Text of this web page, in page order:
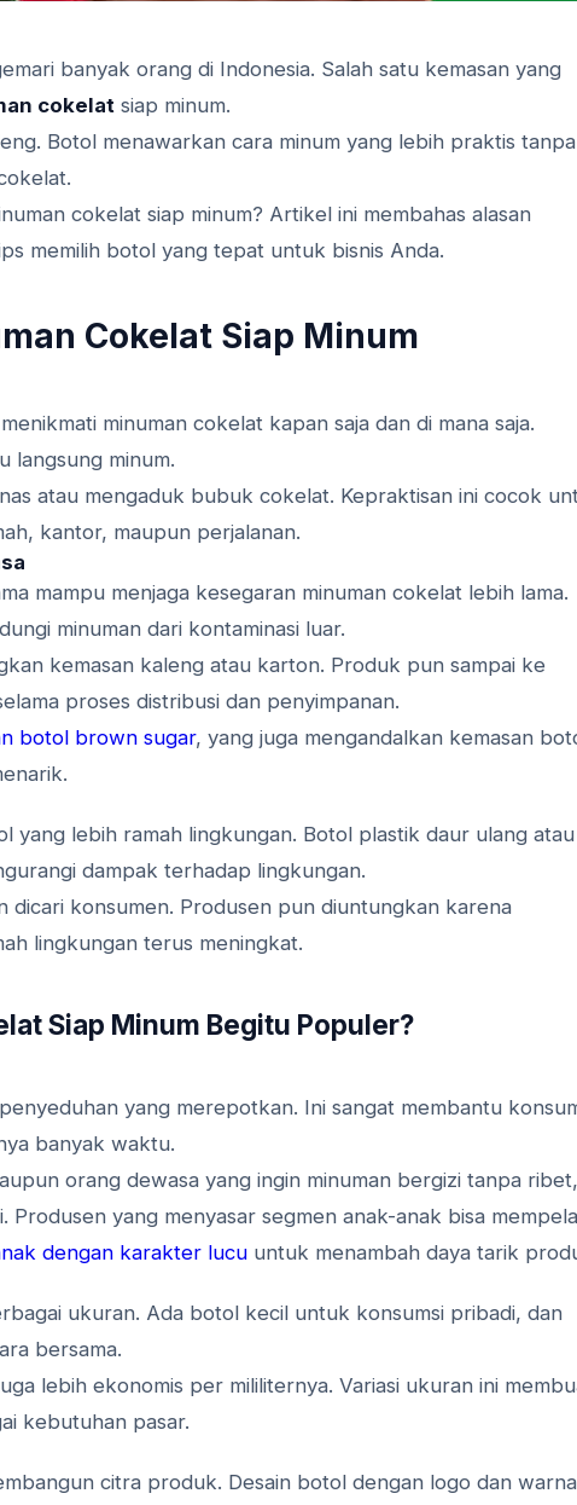
banyak orang di Indonesia. Salah satu kemasan yang
cokelat siap minum.
Botol menawarkan cara minum yang lebih praktis tanpa
cokelat siap minum? Artikel ini membahas alasan
memilih botol yang tepat untuk bisnis Anda.
Cokelat Siap Minum
minuman cokelat kapan saja dan di mana saja.
langsung minum.
atau mengaduk bubuk cokelat. Kepraktisan ini cocok
kantor, maupun perjalanan.
mampu menjaga kesegaran minuman cokelat lebih lama.
minuman dari kontaminasi luar.
kemasan kaleng atau karton. Produk pun sampai ke
proses distribusi dan penyimpanan.
botol brown sugar, yang juga mengandalkan kemasan
yang lebih ramah lingkungan. Botol plastik daur ulang atau
dampak terhadap lingkungan.
dicari konsumen. Produsen pun diuntungkan karena
lingkungan terus meningkat.
Siap Minum Begitu Populer?
yang merepotkan. Ini sangat membantu
banyak waktu.
orang dewasa yang ingin minuman bergizi tanpa ribet,
Produsen yang menyasar segmen anak-anak bisa
dengan karakter lucu untuk menambah daya tarik
ukuran. Ada botol kecil untuk konsumsi pribadi, dan
bersama.
lebih ekonomis per mililiternya. Variasi ukuran ini
kebutuhan pasar.
citra produk. Desain botol dengan logo dan warna